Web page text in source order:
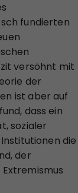
fundierten
versöhnt mit
der
ist aber auf
dass ein
sozialer
die
der